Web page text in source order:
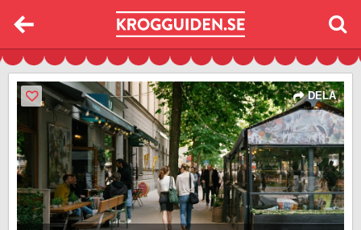
DELA